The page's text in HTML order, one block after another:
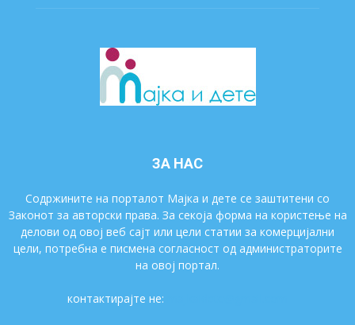
ЗА НАС
Содржините на порталот Мајка и дете се заштитени со
Законот за авторски права. За секоја форма на користење на
делови од овој веб сајт или цели статии за комерцијални
цели, потребна е писмена согласност од администраторите
на овој портал.
контактирајте не: